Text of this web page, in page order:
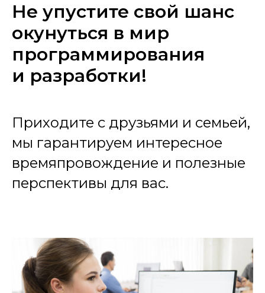
Не упустите свой шанс
окунуться в мир
программирования
и разработки!
Приходите с друзьями и семьей,
мы гарантируем интересное
времяпровождение и полезные
перспективы для вас.